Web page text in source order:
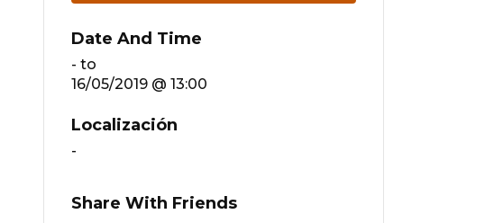
Date And Time
- to
16/05/2019 @ 13:00
Localización
-
Share With Friends